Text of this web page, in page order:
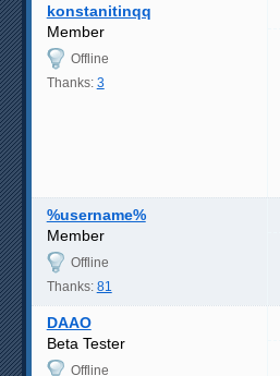
konstanitinqq
Member
Offline
Thanks: 3
%username%
Member
Offline
Thanks: 81
DAAO
Beta Tester
Offline